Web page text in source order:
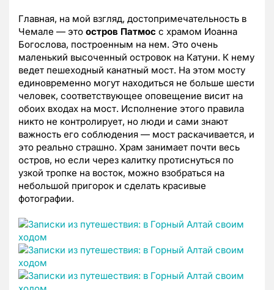
Главная, на мой взгляд, достопримечательность в
Чемале — это остров Патмос с храмом Иоанна
Богослова, построенным на нем. Это очень
маленький высоченный островок на Катуни. К нему
ведет пешеходный канатный мост. На этом мосту
единовременно могут находиться не больше шести
человек, соответствующее оповещение висит на
обоих входах на мост. Исполнение этого правила
никто не контролирует, но люди и сами знают
важность его соблюдения — мост раскачивается, и
это реально страшно. Храм занимает почти весь
остров, но если через калитку протиснуться по
узкой тропке на восток, можно взобраться на
небольшой пригорок и сделать красивые
фотографии.